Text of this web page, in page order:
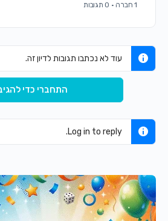
· 0 תגובות
עוד לא נכתבו תגובות לדיון זה.
התחברי כדי להגיב
Log in to reply.